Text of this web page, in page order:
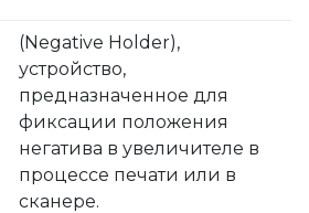
(Negative Holder),
устройство,
предназначенное для
фиксации положения
негатива в увеличителе в
процессе печати или в
сканере.